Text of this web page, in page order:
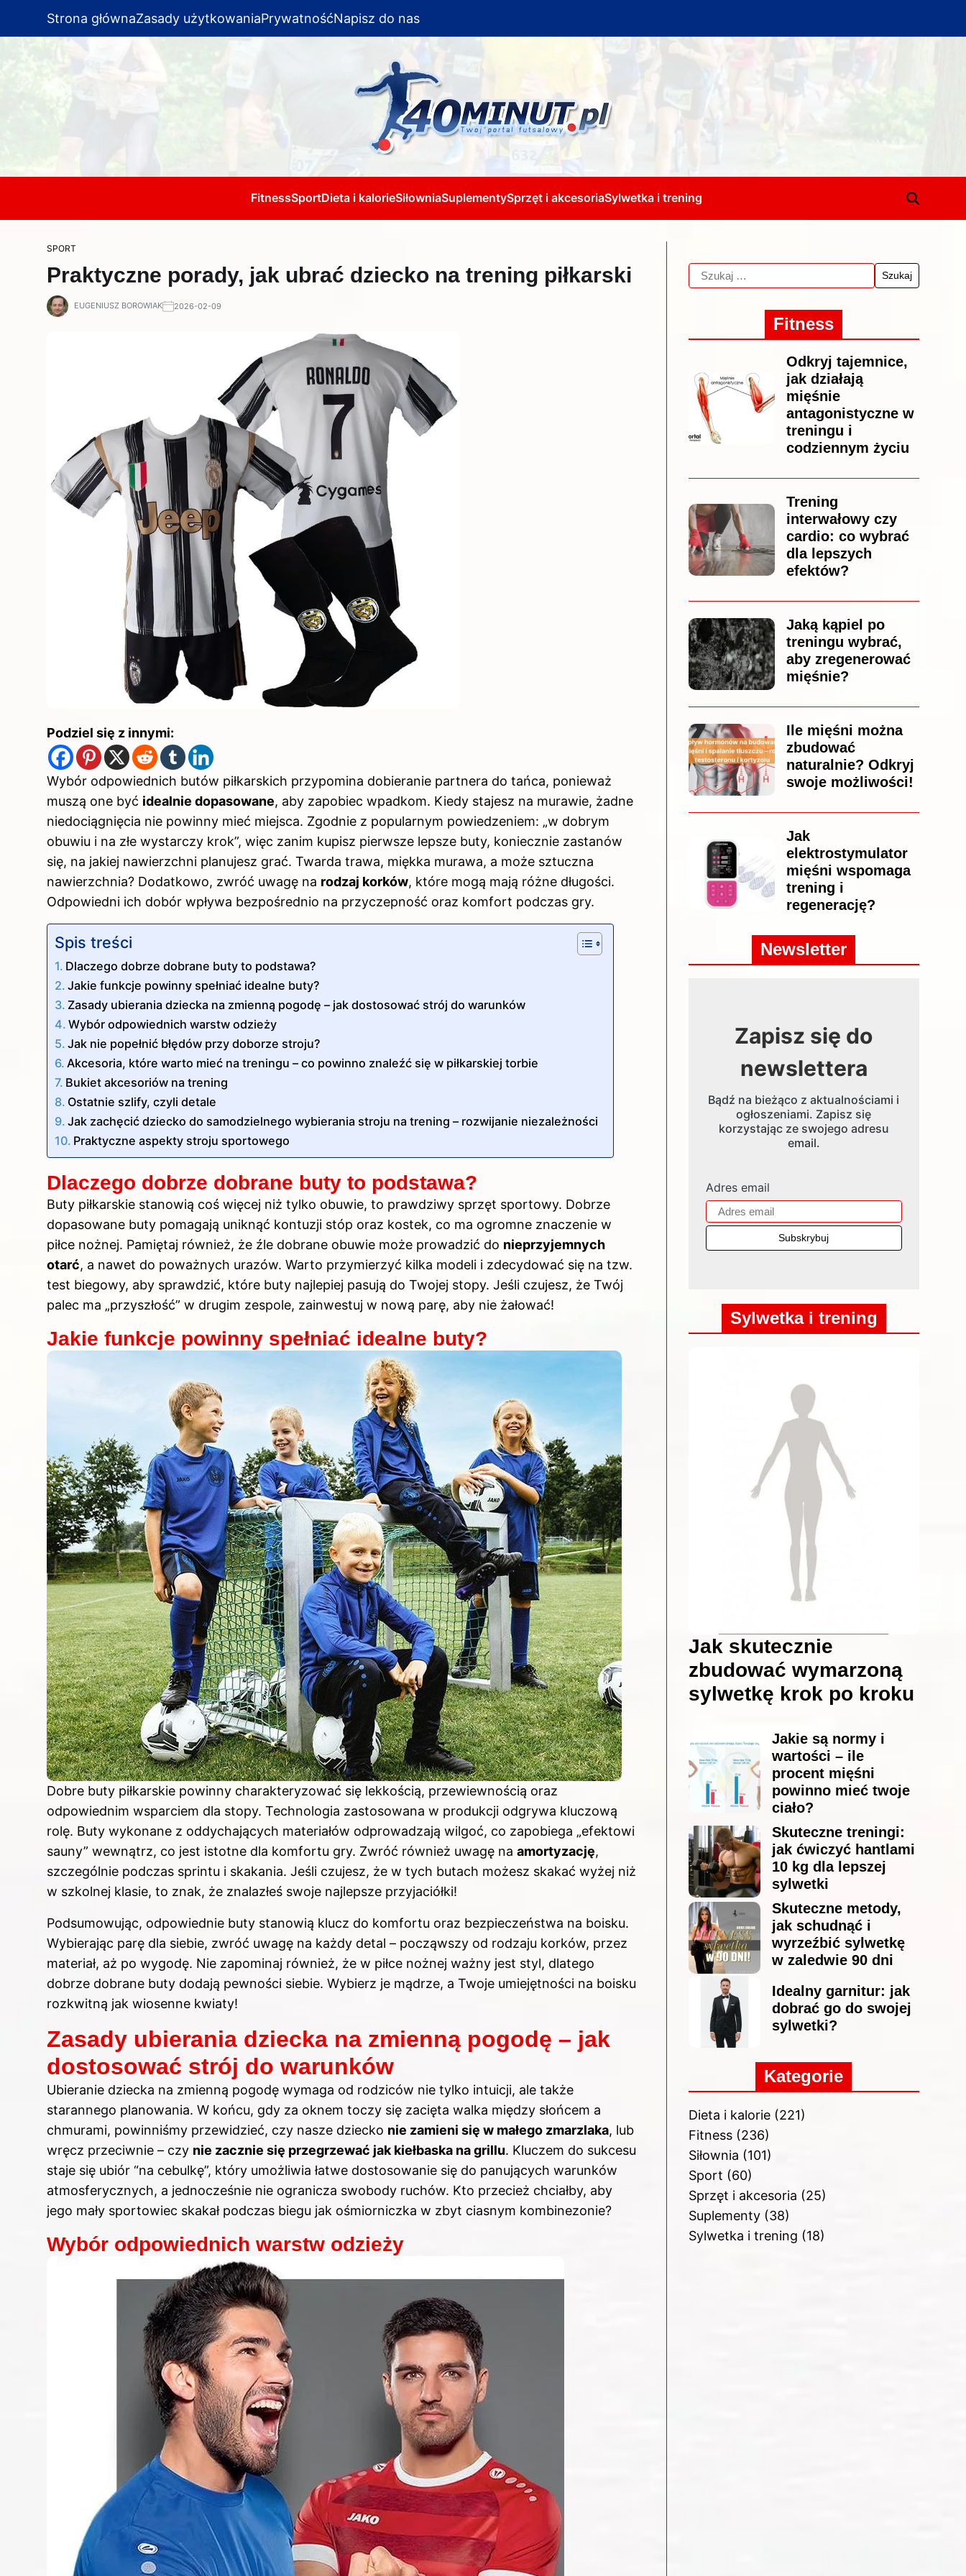
Strona głównaZasady użytkowaniaPrywatnośćNapisz do nas
FitnessSportDieta i kalorieSiłowniaSuplementySprzęt i akcesoriaSylwetka i trening
SPORT
Praktyczne porady, jak ubrać dziecko na trening piłkarski
EUGENIUSZ BOROWIAK 2026-02-09
Podziel się z innymi:
Wybór odpowiednich butów piłkarskich przypomina dobieranie partnera do tańca, ponieważ
muszą one być idealnie dopasowane, aby zapobiec wpadkom. Kiedy stajesz na murawie, żadne
niedociągnięcia nie powinny mieć miejsca. Zgodnie z popularnym powiedzeniem: „w dobrym
obuwiu i na złe wystarczy krok”, więc zanim kupisz pierwsze lepsze buty, koniecznie zastanów
się, na jakiej nawierzchni planujesz grać. Twarda trawa, miękka murawa, a może sztuczna
nawierzchnia? Dodatkowo, zwróć uwagę na rodzaj korków, które mogą mają różne długości.
Odpowiedni ich dobór wpływa bezpośrednio na przyczepność oraz komfort podczas gry.
Spis treści
Dlaczego dobrze dobrane buty to podstawa?
Jakie funkcje powinny spełniać idealne buty?
Zasady ubierania dziecka na zmienną pogodę – jak dostosować strój do warunków
Wybór odpowiednich warstw odzieży
Jak nie popełnić błędów przy doborze stroju?
Akcesoria, które warto mieć na treningu – co powinno znaleźć się w piłkarskiej torbie
Bukiet akcesoriów na trening
Ostatnie szlify, czyli detale
Jak zachęcić dziecko do samodzielnego wybierania stroju na trening – rozwijanie niezależności
Praktyczne aspekty stroju sportowego
Dlaczego dobrze dobrane buty to podstawa?
Buty piłkarskie stanowią coś więcej niż tylko obuwie, to prawdziwy sprzęt sportowy. Dobrze
dopasowane buty pomagają uniknąć kontuzji stóp oraz kostek, co ma ogromne znaczenie w
piłce nożnej. Pamiętaj również, że źle dobrane obuwie może prowadzić do nieprzyjemnych
otarć, a nawet do poważnych urazów. Warto przymierzyć kilka modeli i zdecydować się na tzw.
test biegowy, aby sprawdzić, które buty najlepiej pasują do Twojej stopy. Jeśli czujesz, że Twój
palec ma „przyszłość” w drugim zespole, zainwestuj w nową parę, aby nie żałować!
Jakie funkcje powinny spełniać idealne buty?
Dobre buty piłkarskie powinny charakteryzować się lekkością, przewiewnością oraz
odpowiednim wsparciem dla stopy. Technologia zastosowana w produkcji odgrywa kluczową
rolę. Buty wykonane z oddychających materiałów odprowadzają wilgoć, co zapobiega „efektowi
sauny” wewnątrz, co jest istotne dla komfortu gry. Zwróć również uwagę na amortyzację,
szczególnie podczas sprintu i skakania. Jeśli czujesz, że w tych butach możesz skakać wyżej niż
w szkolnej klasie, to znak, że znalazłeś swoje najlepsze przyjaciółki!
Podsumowując, odpowiednie buty stanowią klucz do komfortu oraz bezpieczeństwa na boisku.
Wybierając parę dla siebie, zwróć uwagę na każdy detal – począwszy od rodzaju korków, przez
materiał, aż po wygodę. Nie zapominaj również, że w piłce nożnej ważny jest styl, dlatego
dobrze dobrane buty dodają pewności siebie. Wybierz je mądrze, a Twoje umiejętności na boisku
rozkwitną jak wiosenne kwiaty!
Zasady ubierania dziecka na zmienną pogodę – jak
dostosować strój do warunków
Ubieranie dziecka na zmienną pogodę wymaga od rodziców nie tylko intuicji, ale także
starannego planowania. W końcu, gdy za oknem toczy się zacięta walka między słońcem a
chmurami, powinniśmy przewidzieć, czy nasze dziecko nie zamieni się w małego zmarzlaka, lub
wręcz przeciwnie – czy nie zacznie się przegrzewać jak kiełbaska na grillu. Kluczem do sukcesu
staje się ubiór “na cebulkę”, który umożliwia łatwe dostosowanie się do panujących warunków
atmosferycznych, a jednocześnie nie ogranicza swobody ruchów. Kto przecież chciałby, aby
jego mały sportowiec skakał podczas biegu jak ośmiorniczka w zbyt ciasnym kombinezonie?
Wybór odpowiednich warstw odzieży
Fitness
Odkryj tajemnice,
jak działają
mięśnie
antagonistyczne w
treningu i
codziennym życiu
Trening
interwałowy czy
cardio: co wybrać
dla lepszych
efektów?
Jaką kąpiel po
treningu wybrać,
aby zregenerować
mięśnie?
Ile mięśni można
zbudować
naturalnie? Odkryj
swoje możliwości!
Jak
elektrostymulator
mięśni wspomaga
trening i
regenerację?
Newsletter
Zapisz się do
newslettera
Bądź na bieżąco z aktualnościami i
ogłoszeniami. Zapisz się
korzystając ze swojego adresu
email.
Adres email
Sylwetka i trening
Jak skutecznie
zbudować wymarzoną
sylwetkę krok po kroku
Jakie są normy i
wartości – ile
procent mięśni
powinno mieć twoje
ciało?
Skuteczne treningi:
jak ćwiczyć hantlami
10 kg dla lepszej
sylwetki
Skuteczne metody,
jak schudnąć i
wyrzeźbić sylwetkę
w zaledwie 90 dni
Idealny garnitur: jak
dobrać go do swojej
sylwetki?
Kategorie
Dieta i kalorie(221)
Fitness(236)
Siłownia (101)
Sport (60)
Sprzęt i akcesoria (25)
Suplementy(38)
Sylwetka i trening (18)